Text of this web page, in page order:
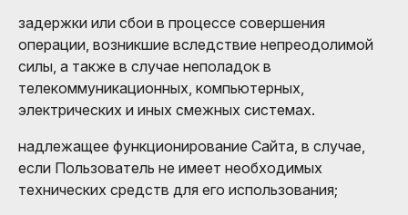
задержки или сбои в процессе совершения
операции, возникшие вследствие непреодолимой
силы, а также в случае неполадок в
телекоммуникационных, компьютерных,
электрических и иных смежных системах.
надлежащее функционирование Сайта, в случае,
если Пользователь не имеет необходимых
технических средств для его использования;